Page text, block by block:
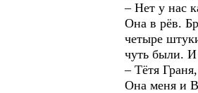
– Нет у нас
Она в рёв.
четыре
чуть были. И
– Тётя
Она меня и